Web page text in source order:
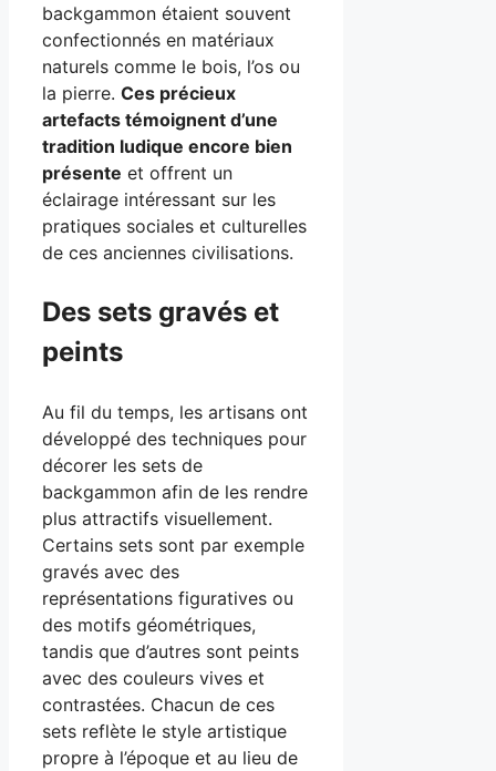
backgammon étaient souvent
confectionnés en matériaux
naturels comme le bois, l’os ou
la pierre. Ces précieux
artefacts témoignent d’une
tradition ludique encore bien
présente et offrent un
éclairage intéressant sur les
pratiques sociales et culturelles
de ces anciennes civilisations.
Des sets gravés et
peints
Au fil du temps, les artisans ont
développé des techniques pour
décorer les sets de
backgammon afin de les rendre
plus attractifs visuellement.
Certains sets sont par exemple
gravés avec des
représentations figuratives ou
des motifs géométriques,
tandis que d’autres sont peints
avec des couleurs vives et
contrastées. Chacun de ces
sets reflète le style artistique
propre à l’époque et au lieu de